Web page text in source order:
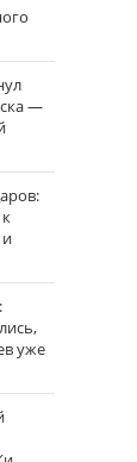
—
уже